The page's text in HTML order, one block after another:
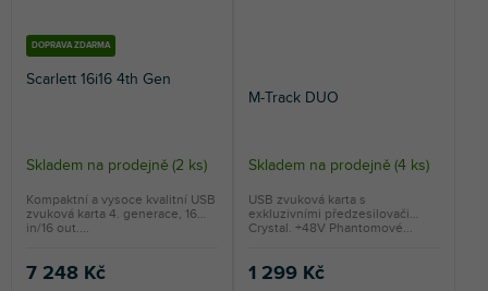
DOPRAVA ZDARMA
Scarlett 16i16 4th Gen
Skladem na prodejně (2 ks)
7 248 Kč
Kompaktní a vysoce kvalitní USB
zvuková karta 4. generace, 16
in/16 out....
M-Track DUO
Průměrné
hodnocení
produktu
5,0
Skladem na prodejně (4 ks)
1 299 Kč
USB zvuková karta s
exkluzivními předzesilovači
Crystal. +48V Phantomové...